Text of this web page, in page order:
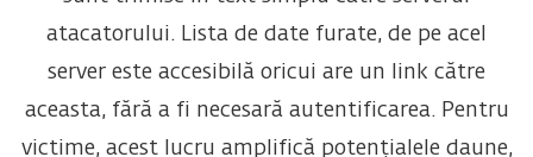
atacatorului. Lista de date furate, de pe acel
server este accesibilă oricui are un link către
aceasta, fără a fi necesară autentificarea. Pentru
victime, acest lucru amplifică potențialele daune,